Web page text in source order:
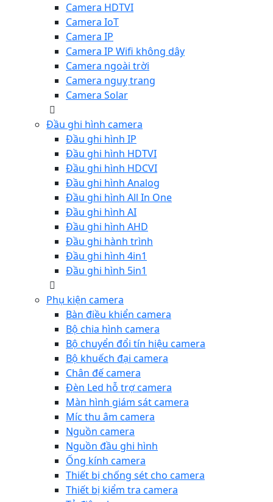
Camera HDTVI
Camera IoT
Camera IP
Camera IP Wifi không dây
Camera ngoài trời
Camera nguỵ trang
Camera Solar
Đầu ghi hình camera
Đầu ghi hình IP
Đầu ghi hình HDTVI
Đầu ghi hình HDCVI
Đầu ghi hình Analog
Đầu ghi hình All In One
Đầu ghi hình AI
Đầu ghi hình AHD
Đầu ghi hành trình
Đầu ghi hình 4in1
Đầu ghi hình 5in1
Phụ kiện camera
Bàn điều khiển camera
Bộ chia hình camera
Bộ chuyển đổi tín hiệu camera
Bộ khuếch đại camera
Chân đế camera
Đèn Led hỗ trợ camera
Màn hình giám sát camera
Míc thu âm camera
Nguồn camera
Nguồn đầu ghi hình
Ống kính camera
Thiết bị chống sét cho camera
Thiết bị kiểm tra camera